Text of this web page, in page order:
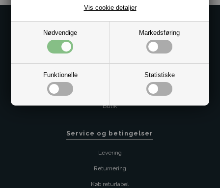
Nødvendige Markedsføring
Funktionelle Statistiske
Vis cookie detaljer
Butik
Service og betingelser
Levering
Returnering
Køb returlabel